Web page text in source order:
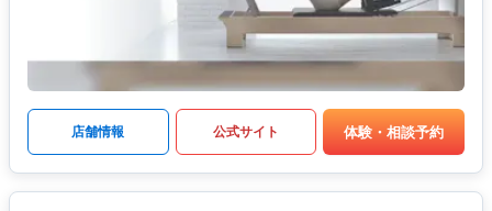
店舗情報 公式サイト 体験・相談予約